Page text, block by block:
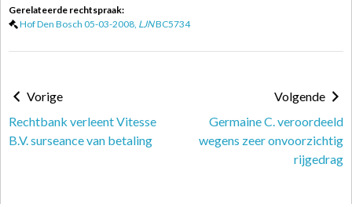
Gerelateerde rechtspraak:
Hof Den Bosch 05-03-2008, LJNBC5734
Vorige
Rechtbank verleent Vitesse
B.V. surseance van betaling
Volgende
Germaine C. veroordeeld
wegens zeer onvoorzichtig
rijgedrag